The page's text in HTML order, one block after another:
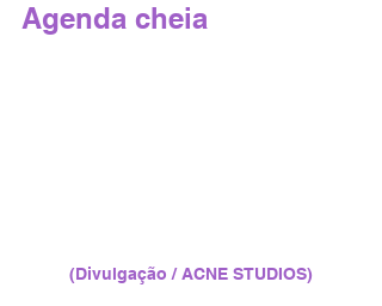
Agenda cheia
(Divulgação / ACNE STUDIOS)